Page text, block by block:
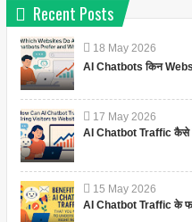
Recent Posts
18 May 2026
AI Chatbots किन
17 May 2026
AI Chatbot Traffic कैसे
15 May 2026
AI Chatbot Traffic के